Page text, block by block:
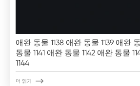
애완 동물 1138 애완 동물 1139 애완
동물 1141 애완 동물 1142 애완 동물
1144
더 읽기 